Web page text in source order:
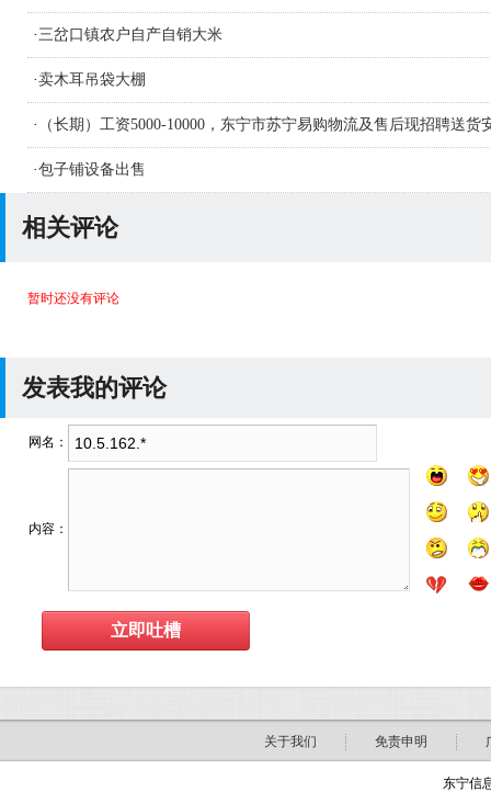
·三岔口镇农户自产自销大米
·卖木耳吊袋大棚
·
（长期）工资5000-10000，东宁市苏宁易购物流及售后现招聘送货
人员及学徒若干名
·包子铺设备出售
相关评论
暂时还没有评论
发表我的评论
网名：
内容：
关于我们 免责申明
东宁信